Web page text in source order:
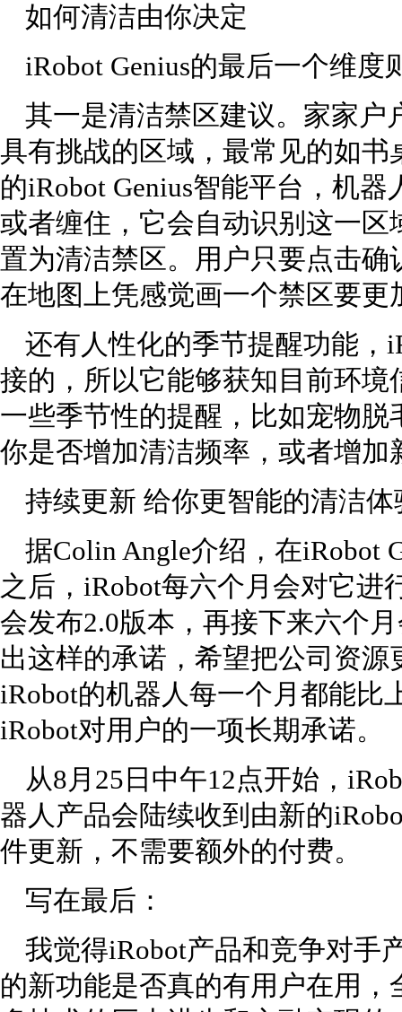
如何清洁由你决定
iRobot Genius的最后一个维度
其一是清洁禁区建议。家家户
具有挑战的区域，最常见的如
的iRobot Genius智能平台，机
或者缠住，它会自动识别这一
置为清洁禁区。用户只要点击
在地图上凭感觉画一个禁区要更
还有人性化的季节提醒功能，
接的，所以它能够获知目前环
一些季节性的提醒，比如宠物
你是否增加清洁频率，或者增加
持续更新 给你更智能的清洁体
据Colin Angle介绍，在iRobot
之后，iRobot每六个月会对它进
会发布2.0版本，再接下来六个
出这样的承诺，希望把公司资
iRobot的机器人每一个月都能比
iRobot对用户的一项长期承诺。
从8月25日中午12点开始，
器人产品会陆续收到由新的
件更新，不需要额外的付费。
写在最后：
我觉得iRobot产品和竞争对手
的新功能是否真的有用户在用